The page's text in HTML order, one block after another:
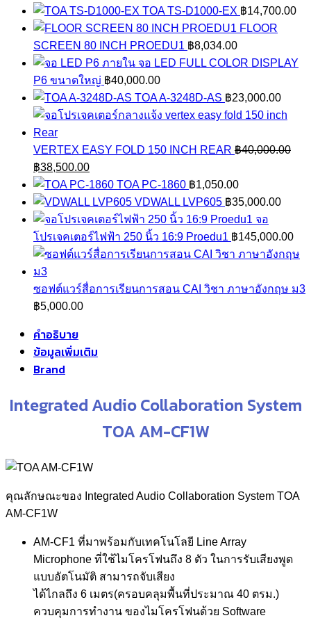
TOA TS-D1000-EX ฿14,700.00
FLOOR
SCREEN 80 INCH PROEDU1 ฿8,034.00
จอ LED FULL COLOR DISPLAY
P6 ขนาดใหญ่ ฿40,000.00
TOA A-3248D-AS ฿23,000.00
VERTEX EASY FOLD 150 INCH REAR ฿40,000.00
Original
price
was:
฿40,000.00.
฿38,500.00Current
price
is:
฿38,500.00.
TOA PC-1860 ฿1,050.00
VDWALL LVP605 ฿35,000.00
จอ
โปรเจคเตอร์ไฟฟ้า 250 นิ้ว 16:9 Proedu1 ฿145,000.00
ซอฟต์แวร์สื่อการเรียนการสอน CAI วิชา ภาษาอังกฤษ ม3
฿5,000.00
คำอธิบาย
ข้อมูลเพิ่มเติม
Brand
Integrated Audio Collaboration System
TOA AM-CF1W
คุณลักษณะของ Integrated Audio Collaboration System TOA
AM-CF1W
AM-CF1 ที่มาพร้อมกับเทคโนโลยี Line Array
Microphone ที่ใช้ไมโครโฟนถึง 8 ตัว ในการรับเสียงพูด
แบบอัตโนมัติ สามารถจับเสียง
ได้ไกลถึง 6 เมตร(ครอบคลุมพื้นที่ประมาณ 40 ตรม.)
ควบคุมการทำงาน ของไมโครโฟนด้วย Software